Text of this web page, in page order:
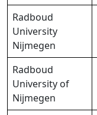
Radboud
University
Nijmegen
Radboud
University of
Nijmegen